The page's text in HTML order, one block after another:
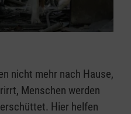
nicht mehr nach Hause,
Menschen werden
Hier helfen